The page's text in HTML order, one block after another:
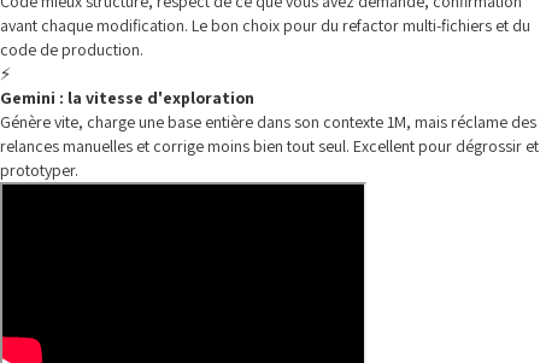
avant chaque modification. Le bon choix pour du refactor multi-fichiers et du
code de production.
⚡
Gemini : la vitesse d'exploration
Génère vite, charge une base entière dans son contexte 1M, mais réclame des
relances manuelles et corrige moins bien tout seul. Excellent pour dégrossir et
prototyper.